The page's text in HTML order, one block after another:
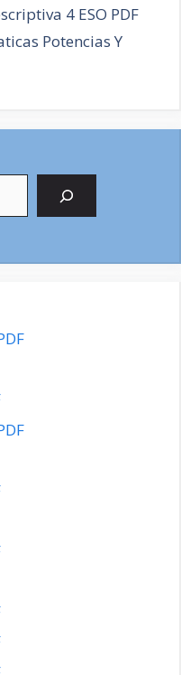
4 ESO PDF
Potencias Y